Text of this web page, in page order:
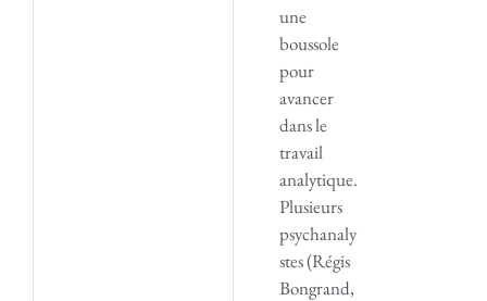
une
boussole
pour
avancer
dans le
travail
analytique.
Plusieurs
psychanaly
stes (Régis
Bongrand,